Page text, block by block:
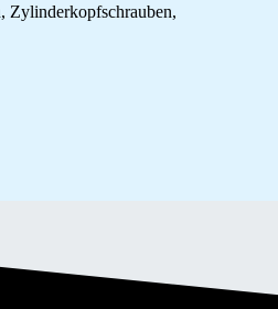
Zylinderkopfschrauben,